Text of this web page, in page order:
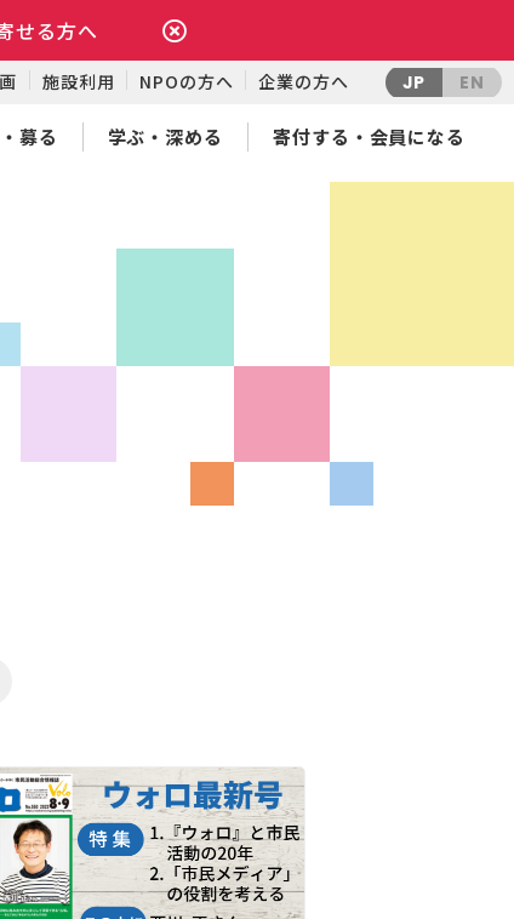
せる方へ
施設利用 NPOの方へ 企業の方へ JP EN
募る 学ぶ・深める 寄付する・会員になる